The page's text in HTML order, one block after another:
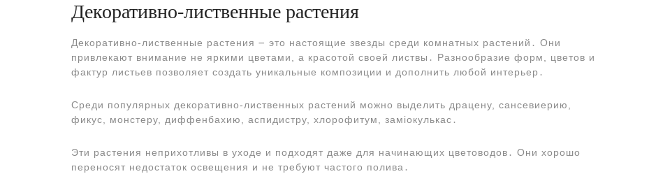
Декоративно-лиственные растения
Декоративно-лиственные растения ౼ это настоящие звезды среди комнатных растений․ Они
привлекают внимание не яркими цветами, а красотой своей листвы․ Разнообразие форм, цветов и
фактур листьев позволяет создать уникальные композиции и дополнить любой интерьер․
Среди популярных декоративно-лиственных растений можно выделить драцену, сансевиерию,
фикус, монстеру, диффенбахию, аспидистру, хлорофитум, заміокулькас․
Эти растения неприхотливы в уходе и подходят даже для начинающих цветоводов․ Они хорошо
переносят недостаток освещения и не требуют частого полива․